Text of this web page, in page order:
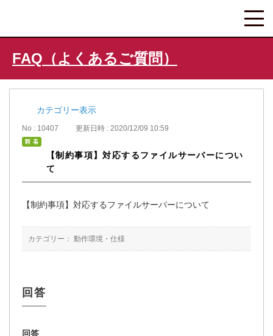
FAQ（よくあるご質問）
カテゴリー表示
No : 10407 更新日時 : 2020/12/09 10:59
【制約事項】対応するファイルサーバーについ
て
【制約事項】対応するファイルサーバーについて
カテゴリー： 動作環境・仕様